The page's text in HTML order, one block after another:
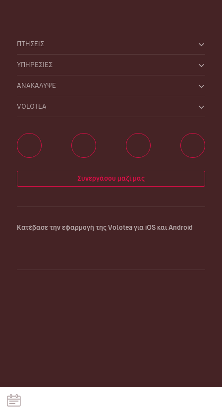
ΠΤΗΣΕΙΣ
ΥΠΗΡΕΣΙΕΣ
ΑΝΑΚΑΛΥΨΕ
VOLOTEA
Συνεργάσου μαζί μας
Κατέβασε την εφαρμογή της Volotea για iOS και Android